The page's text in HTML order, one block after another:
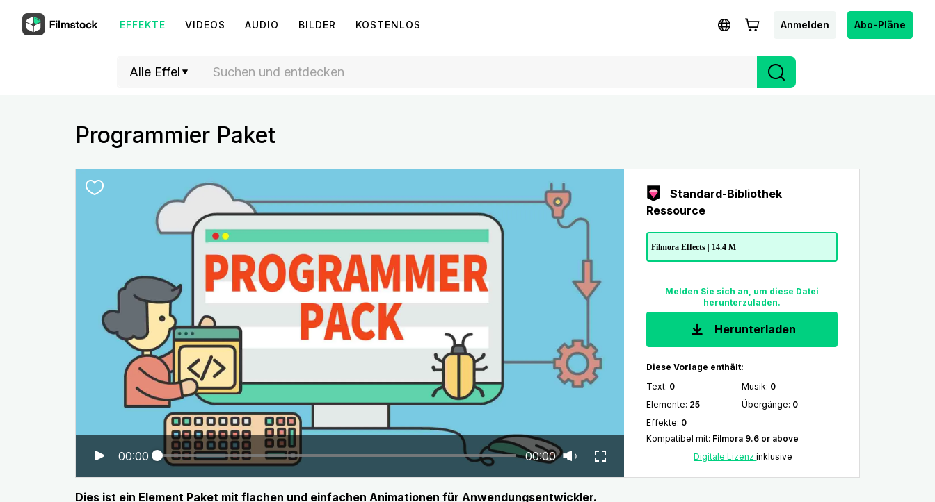
EFFEKTE VIDEOS AUDIO BILDER KOSTENLOS Anmelden Abo-Pläne
Programmier Paket
00:00 00:00
Standard-Bibliothek
Ressource
Filmora Effects | 14.4 M
Melden Sie sich an, um diese Datei
herunterzuladen.
Herunterladen
Diese Vorlage enthält:
Text: 0 Musik: 0
Elemente: 25 Übergänge: 0
Effekte: 0
Kompatibel mit: Filmora 9.6 or above
Digitale Lizenzinklusive
Dies ist ein Element Paket mit flachen und einfachen Animationen für Anwendungsentwickler.